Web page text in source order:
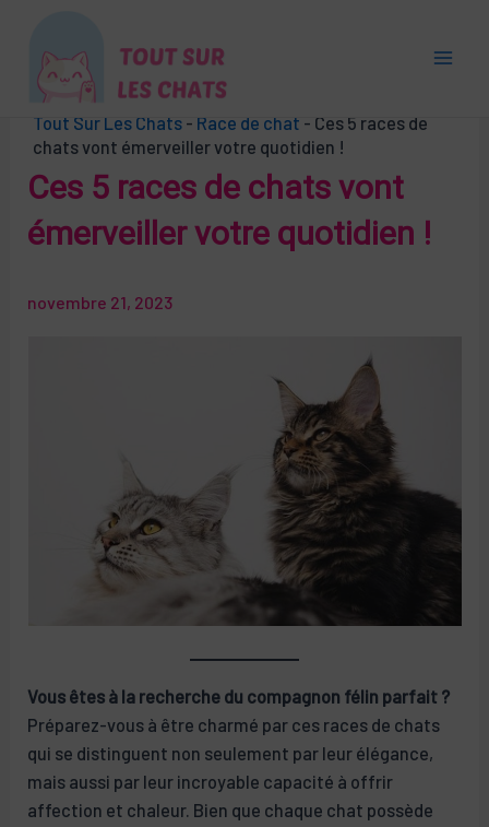
contenu
Tout Sur Les Chats - Race de chat - Ces 5 races de
chats vont émerveiller votre quotidien !
Ces 5 races de chats vont
émerveiller votre quotidien !
novembre 21, 2023
Vous êtes à la recherche du compagnon félin parfait ?
Préparez-vous à être charmé par ces races de chats
qui se distinguent non seulement par leur élégance,
mais aussi par leur incroyable capacité à offrir
affection et chaleur. Bien que chaque chat possède